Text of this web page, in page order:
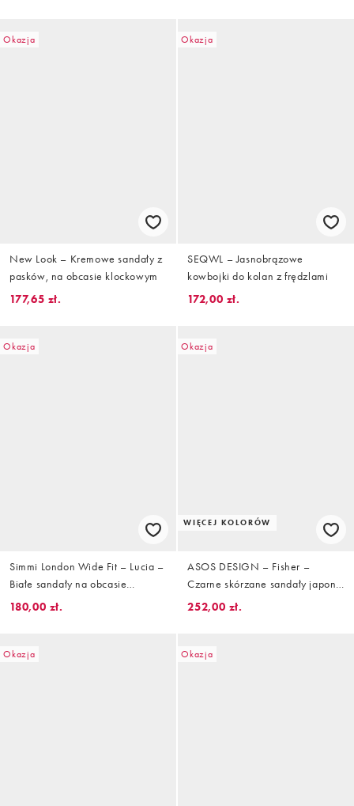
Okazja
New Look – Kremowe sandały z
pasków, na obcasie klockowym
177,65 zł.
Okazja
SEQWL – Jasnobrązowe
kowbojki do kolan z frędzlami
172,00 zł.
Okazja
Simmi London Wide Fit – Lucia –
Białe sandały na obcasie
klockowym
180,00 zł.
Okazja
WIĘCEJ KOLORÓW
ASOS DESIGN – Fisher –
Czarne skórzane sandały japonki
premium z przelotkami
252,00 zł.
Okazja Okazja